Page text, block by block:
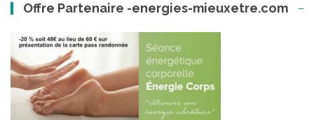
Offre Partenaire -energies-mieuxetre.com